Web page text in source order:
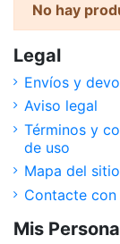
No hay
Legal
Envíos y
Aviso legal
Términos y
de uso
Mapa del sitio
Contacte
Mis